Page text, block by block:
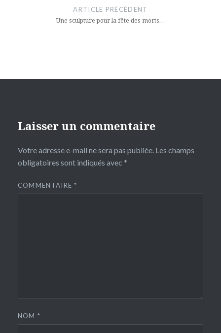
ARTICLE PRÉCÉDENT
Une sculpture pour la fête des morts…
Laisser un commentaire
Votre adresse e-mail ne sera pas publiée. Les champs
obligatoires sont indiqués avec *
COMMENTAIRE*
NOM*